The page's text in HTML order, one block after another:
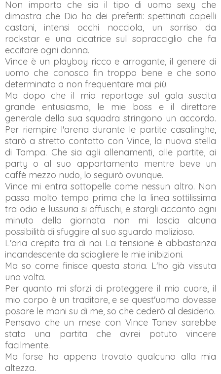
Non importa che sia il tipo di uomo sexy che
dimostra che Dio ha dei preferiti: spettinati capelli
castani, intensi occhi nocciola, un sorriso da
rockstar e una cicatrice sul sopracciglio che fa
eccitare ogni donna.
Vince è un playboy ricco e arrogante, il genere di
uomo che conosco fin troppo bene e che sono
determinata a non frequentare mai più.
Ma dopo che il mio reportage sul gala suscita
grande entusiasmo, le mie boss e il direttore
generale della sua squadra stringono un accordo.
Per riempire l'arena durante le partite casalinghe,
starò a stretto contatto con Vince, la nuova stella
di Tampa. Che sia agli allenamenti, alle partite, ai
party o al suo appartamento mentre beve un
caffè mezzo nudo, lo seguirò ovunque.
Vince mi entra sottopelle come nessun altro. Non
passa molto tempo prima che la linea sottilissima
tra odio e lussuria si offuschi, e stargli accanto ogni
minuto della giornata non mi lascia alcuna
possibilità di sfuggire al suo sguardo malizioso.
L'aria crepita tra di noi. La tensione è abbastanza
incandescente da sciogliere le mie inibizioni.
Ma so come finisce questa storia. L'ho già vissuta
una volta.
Per quanto mi sforzi di proteggere il mio cuore, il
mio corpo è un traditore, e se quest'uomo dovesse
posare le mani su di me, so che cederò al desiderio.
Pensavo che un mese con Vince Tanev sarebbe
stata una partita che avrei potuto vincere
facilmente.
Ma forse ho appena trovato qualcuno alla mia
altezza.